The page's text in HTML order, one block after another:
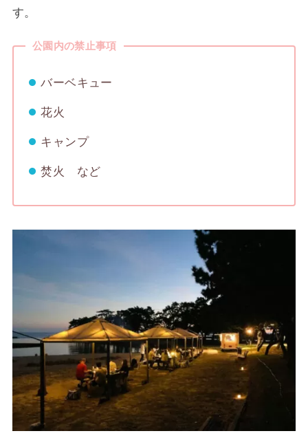
す。
公園内の禁止事項
バーベキュー
花火
キャンプ
焚火 など